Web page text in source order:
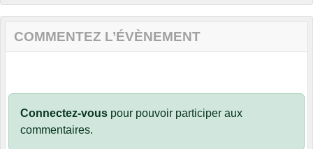
COMMENTEZ L’ÉVÈNEMENT
Connectez-vous pour pouvoir participer aux
commentaires.